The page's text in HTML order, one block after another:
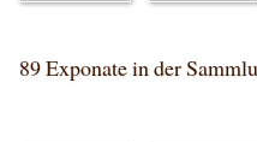
89 Exponate in der